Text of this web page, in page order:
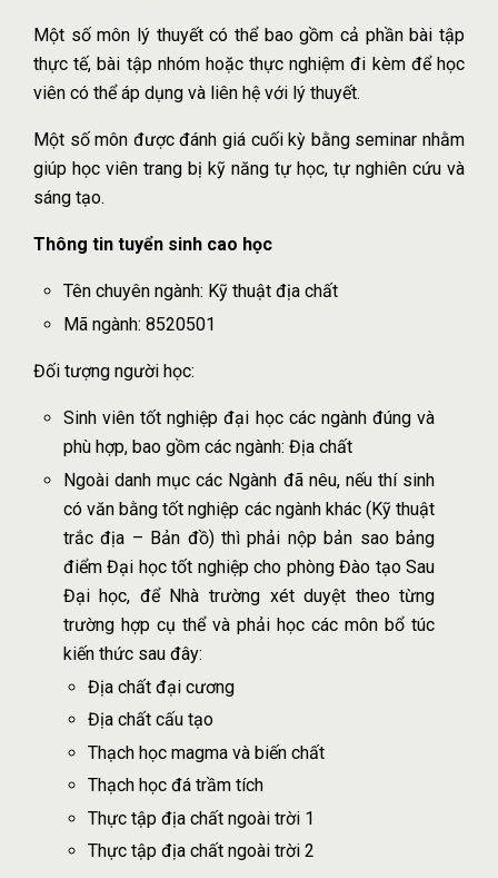
Một số môn lý thuyết có thể bao gồm cả phần bài tập
thực tế, bài tập nhóm hoặc thực nghiệm đi kèm để học
viên có thể áp dụng và liên hệ với lý thuyết.
Một số môn được đánh giá cuối kỳ bằng seminar nhằm
giúp học viên trang bị kỹ năng tự học, tự nghiên cứu và
sáng tạo.
Thông tin tuyển sinh cao học
Tên chuyên ngành: Kỹ thuật địa chất
Mã ngành: 8520501
Đối tượng người học:
Sinh viên tốt nghiệp đại học các ngành đúng và
phù hợp, bao gồm các ngành: Địa chất
Ngoài danh mục các Ngành đã nêu, nếu thí sinh
có văn bằng tốt nghiệp các ngành khác (Kỹ thuật
trắc địa – Bản đồ) thì phải nộp bản sao bảng
điểm Đại học tốt nghiệp cho phòng Đào tạo Sau
Đại học, để Nhà trường xét duyệt theo từng
trường hợp cụ thể và phải học các môn bổ túc
kiến thức sau đây:
Địa chất đại cương
Địa chất cấu tạo
Thạch học magma và biến chất
Thạch học đá trầm tích
Thực tập địa chất ngoài trời 1
Thực tập địa chất ngoài trời 2